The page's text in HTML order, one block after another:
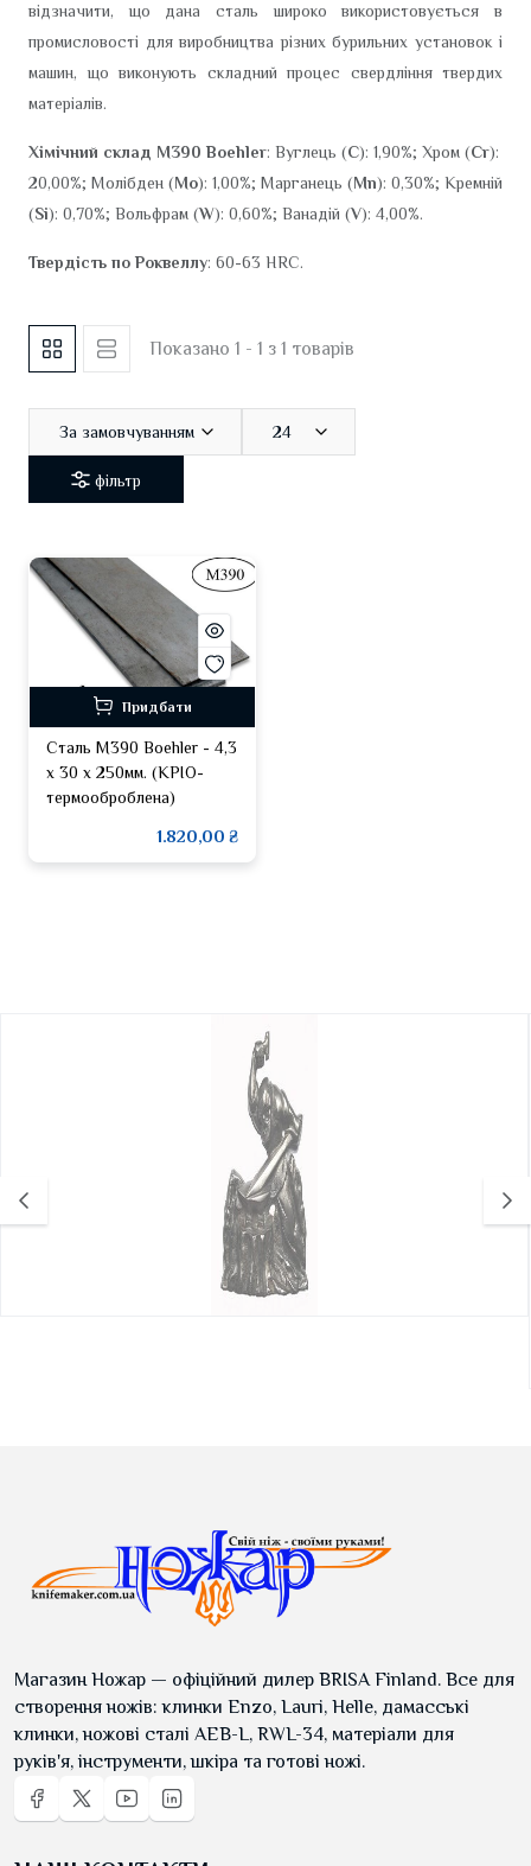
відзначити, що дана сталь широко використовується в
промисловості для виробництва різних бурильних установок і
машин, що виконують складний процес свердління твердих
матеріалів.
Хімічний склад М390 Boehler: Вуглець (C): 1,90%; Хром (Cr):
20,00%; Молібден (Mo): 1,00%; Марганець (Mn): 0,30%; Кремній
(Si): 0,70%; Вольфрам (W): 0,60%; Ванадій (V): 4,00%.
Твердість по Роквеллу: 60-63 HRC.
Показано 1 - 1 з 1 товарів
За замовчуванням 24
фільтр
Придбати
Сталь M390 Boehler - 4,3
х 30 х 250мм. (КРІО-
термооброблена)
1.820,00 ₴
Магазин Ножар — офіційний дилер BRISA Finland. Все для
створення ножів: клинки Enzo, Lauri, Helle, дамасські
клинки, ножові сталі AEB-L, RWL-34, матеріали для
руків'я, інструменти, шкіра та готові ножі.